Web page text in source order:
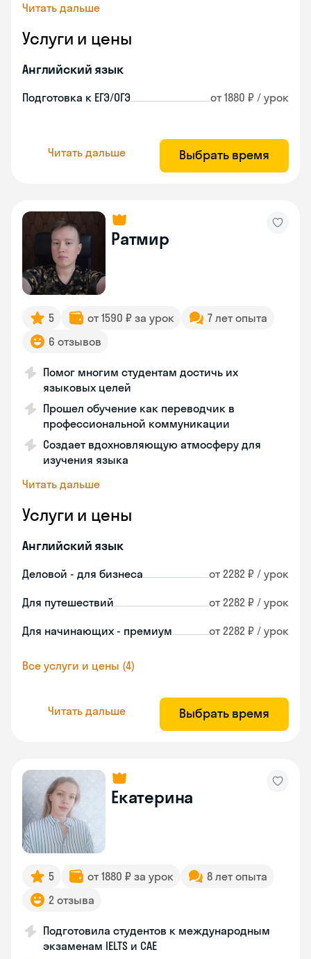
Читать дальше
Услуги и цены
Английский язык
Подготовка к ЕГЭ/ОГЭ от 1880 ₽ / урок
Читать дальше Выбрать время
Ратмир
5 от 1590 ₽ за урок
7 лет опыта
6 отзывов
Помог многим студентам достичь их
языковых целей
Прошел обучение как переводчик в
профессиональной коммуникации
Создает вдохновляющую атмосферу для
изучения языка
Читать дальше
Услуги и цены
Английский язык
Деловой - для бизнеса от 2282 ₽ / урок
Для путешествий от 2282 ₽ / урок
Для начинающих - премиум от 2282 ₽ / урок
Все услуги и цены (4)
Читать дальше Выбрать время
Екатерина
5 от 1880 ₽ за урок
8 лет опыта
2 отзыва
Подготовила студентов к международным
экзаменам IELTS и CAE